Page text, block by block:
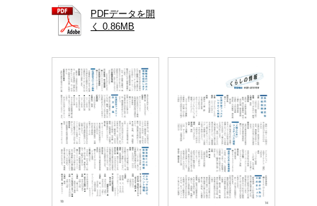
PDFデータを開
く 0.86MB